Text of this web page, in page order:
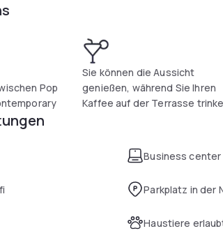
können. Viele haben eine Terrasse. Das
Wi-Fi-Internetzugang.
den Stilrichtungen Pop Art, Vintage und
Pop
Sie können die Aussicht
genießen, während Sie Ihren
Kaffee auf der Terrasse
Business center
Parkplatz in der
Haustiere